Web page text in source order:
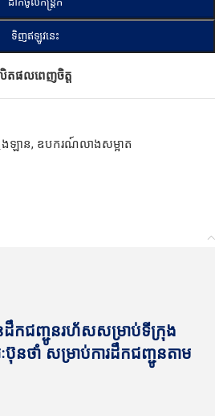
ទិញឥឡូវនេះ
តផលពេញចិត្ត
នុងឡាន, ឧបករណ៍លាងសម្អាត
ដឹកជញ្ជូនរហ័សសម្រាប់ទីក្រុង
នថាំ សម្រាប់ការដឹកជញ្ជូនតាម